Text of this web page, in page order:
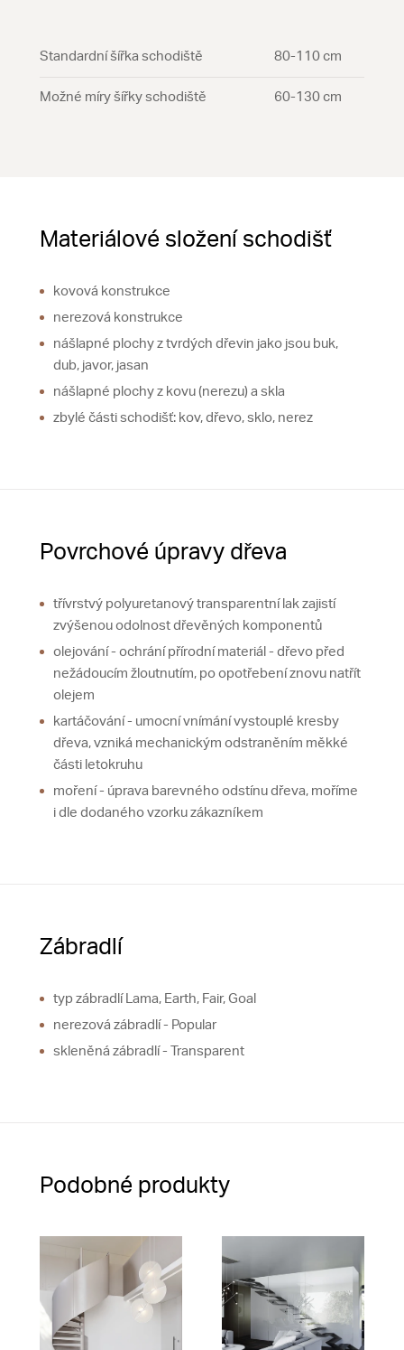
Standardní šířka schodiště 80-110 cm
Možné míry šířky schodiště 60-130 cm
Materiálové složení schodišť
kovová konstrukce
nerezová konstrukce
nášlapné plochy z tvrdých dřevin jako jsou buk,
dub, javor, jasan
nášlapné plochy z kovu (nerezu) a skla
zbylé části schodišť: kov, dřevo, sklo, nerez
Povrchové úpravy dřeva
třívrstvý polyuretanový transparentní lak zajistí
zvýšenou odolnost dřevěných komponentů
olejování - ochrání přírodní materiál - dřevo před
nežádoucím žloutnutím, po opotřebení znovu natřít
olejem
kartáčování - umocní vnímání vystouplé kresby
dřeva, vzniká mechanickým odstraněním měkké
části letokruhu
moření - úprava barevného odstínu dřeva, moříme
i dle dodaného vzorku zákazníkem
Zábradlí
typ zábradlí Lama, Earth, Fair, Goal
nerezová zábradlí - Popular
skleněná zábradlí - Transparent
Podobné produkty